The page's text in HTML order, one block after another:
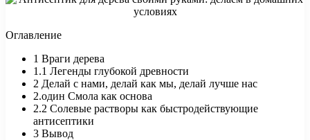
Оглавление
1 Враги дерева
1.1 Легенды глубокой древности
2 Делай с нами, делай как мы, делай лучше нас
2.один Смола как основа
2.2 Солевые растворы как быстродействующие
антисептики
3 Вывод